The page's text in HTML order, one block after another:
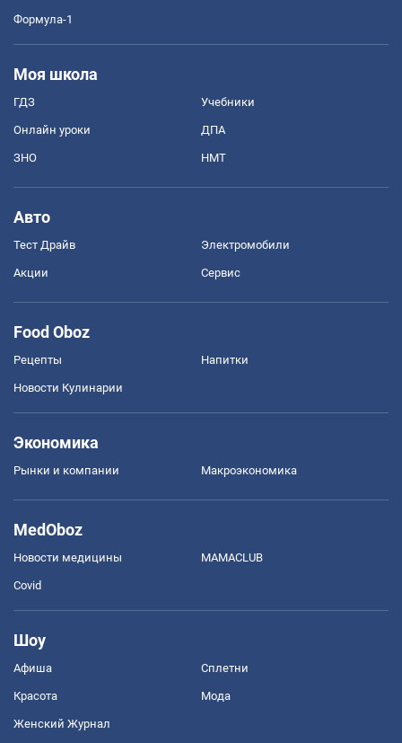
Формула-1
Моя школа
ГДЗ Учебники
Онлайн уроки ДПА
ЗНО НМТ
Авто
Тест Драйв Электромобили
Акции Сервис
Food Oboz
Рецепты Напитки
Новости Кулинарии
Экономика
Рынки и компании Mакроэкономика
MedOboz
Новости медицины MAMACLUB
Covid
Шоу
Афиша Сплетни
Красота Мода
Женский Журнал